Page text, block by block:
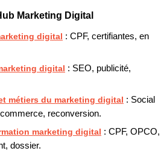
Marketing Digital
digital : CPF, certifiantes, en
digital : SEO, publicité,
métiers du marketing digital : Social
reconversion.
marketing digital : CPF, OPCO,
dossier.